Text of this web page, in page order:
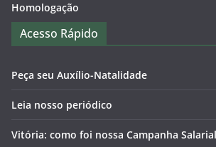
Homologação
Acesso Rápido
Peça seu Auxílio-Natalidade
Leia nosso periódico
Vitória: como foi nossa Campanha